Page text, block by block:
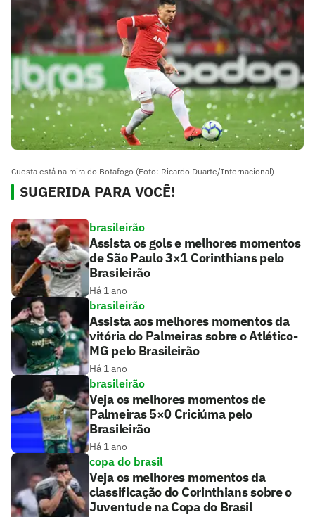
Cuesta está na mira do Botafogo (Foto: Ricardo Duarte/Internacional)
SUGERIDA PARA VOCÊ!
brasileirão
Assista os gols e melhores momentos
de São Paulo 3×1 Corinthians pelo
Brasileirão
Há 1 ano
brasileirão
Assista aos melhores momentos da
vitória do Palmeiras sobre o Atlético-
MG pelo Brasileirão
Há 1 ano
brasileirão
Veja os melhores momentos de
Palmeiras 5×0 Criciúma pelo
Brasileirão
Há 1 ano
copa do brasil
Veja os melhores momentos da
classificação do Corinthians sobre o
Juventude na Copa do Brasil